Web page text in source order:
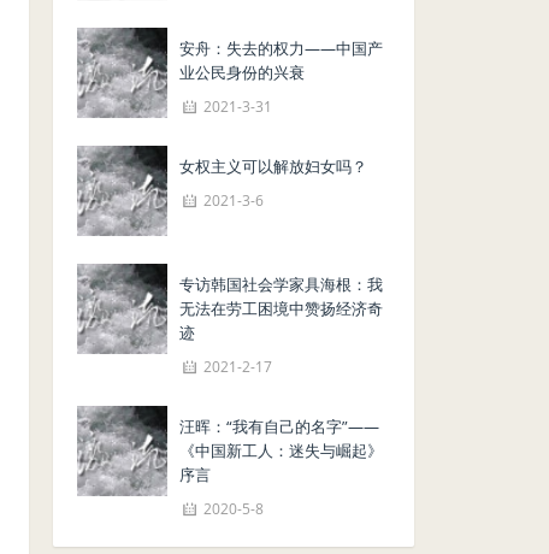
安舟：失去的权力——中国产
业公民身份的兴衰
2021-3-31
女权主义可以解放妇女吗？
2021-3-6
专访韩国社会学家具海根：我
无法在劳工困境中赞扬经济奇
迹
2021-2-17
汪晖：“我有自己的名字”——
《中国新工人：迷失与崛起》
序言
2020-5-8